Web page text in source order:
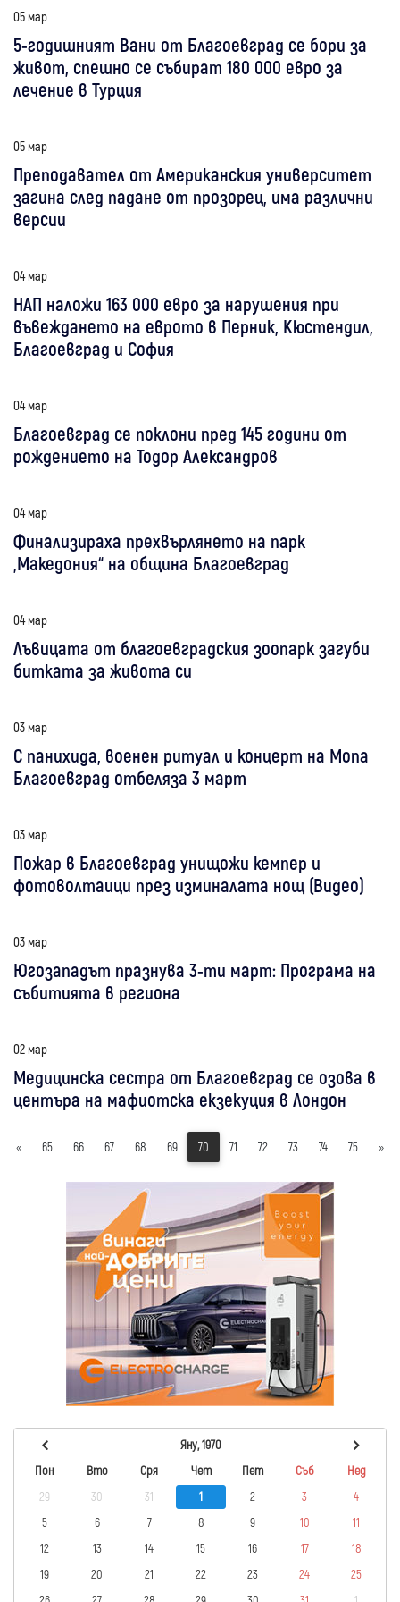
05 мар
5-годишният Вани от Благоевград се бори за
живот, спешно се събират 180 000 евро за
лечение в Турция
05 мар
Преподавател от Американския университет
загина след падане от прозорец, има различни
версии
04 мар
НАП наложи 163 000 евро за нарушения при
въвеждането на еврото в Перник, Кюстендил,
Благоевград и София
04 мар
Благоевград се поклони пред 145 години от
рождението на Тодор Александров
04 мар
Финализираха прехвърлянето на парк
„Македония“ на община Благоевград
04 мар
Лъвицата от благоевградския зоопарк загуби
битката за живота си
03 мар
С панихида, военен ритуал и концерт на Mona
Благоевград отбеляза 3 март
03 мар
Пожар в Благоевград унищожи кемпер и
фотоволтаици през изминалата нощ (Видео)
03 мар
Югозападът празнува 3-ти март: Програма на
събитията в региона
02 мар
Медицинска сестра от Благоевград се озова в
центъра на мафиотска екзекуция в Лондон
« 65 66 67 68 69 70 71 72 73 74 75 »
Яну, 1970
Пон
Вто Сря Чет Пет Съб
Нед
29
30 31 1 2 3
4
5
6 7 8 9 10
11
12
13 14 15 16 17
18
19
20 21 22 23 24
25